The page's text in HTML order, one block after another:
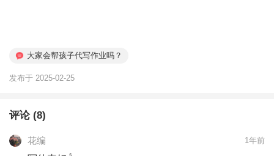
大家会帮孩子代写作业吗？
发布于 2025-02-25
评论 (8)
花编 1年前